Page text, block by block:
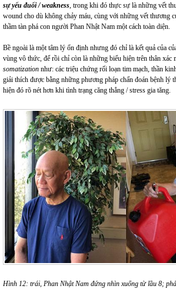
sự yếu đuối / weakness , trong khi đó thực sự là những vết
wound cho dù không chảy máu, cùng với những vết thương
thầm tàn phá con người Phan Nhật Nam một cách toàn diện.
Bề ngoài là một tâm lý ổn định nhưng đó chỉ là kết quả của
vùng vô thức, để rồi chỉ còn là những biểu hiện trên thân xác
somatization như: các triệu chứng rối loạn tim mạch, thần
giải thích được bằng những phương pháp chẩn đoán bệnh lý
hiện đó rõ nét hơn khi tình trạng căng thẳng / stress gia tăng.
Hình 12: trái, Phan Nhật Nam đứng nhìn xuống từ lầu 8;